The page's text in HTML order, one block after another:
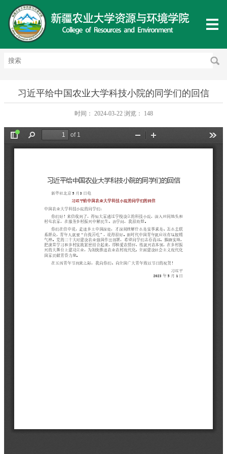
习近平给中国农业大学科技小院的同学们的回信
时间： 2024-03-22 浏览： 148